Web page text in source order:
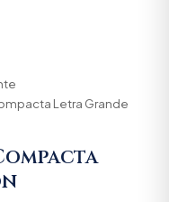
Letra Grande